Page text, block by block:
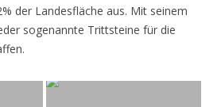
der Landesfläche aus. Mit seinem
sogenannte Trittsteine für die